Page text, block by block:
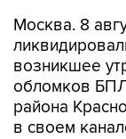
Москва. 8
возникшее
обломков
района
в своем